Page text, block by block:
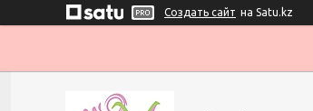
Создать сайт на Satu.kz